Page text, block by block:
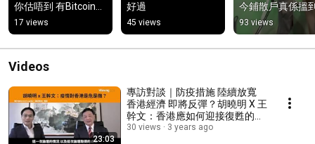
你估唔到 有Bitcoin喺
袋生命唔受老闆主宰
｜聽出耳油｜好聽到
唔使食飯
17 views
好過
45 views
今鋪散戶真係搵
定又一次被慘割
菜？
93 views
Videos
23:03
專訪對談｜防疫措施 陸續放寬
香港經濟 即將反彈？胡曉明 X 王
幹文：香港應如何迎接復甦的機
遇？
30 views 3 years ago